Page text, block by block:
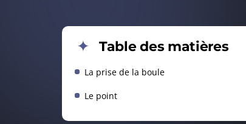
Table des matières
La prise de la boule
Le point